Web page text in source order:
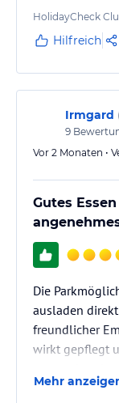
HolidayCheck
Hilfreich
Irmgard
9
Vor 2 Monaten •
Gutes
Die
ausladen
freundlicher
wirkt gepflegt
Mehr